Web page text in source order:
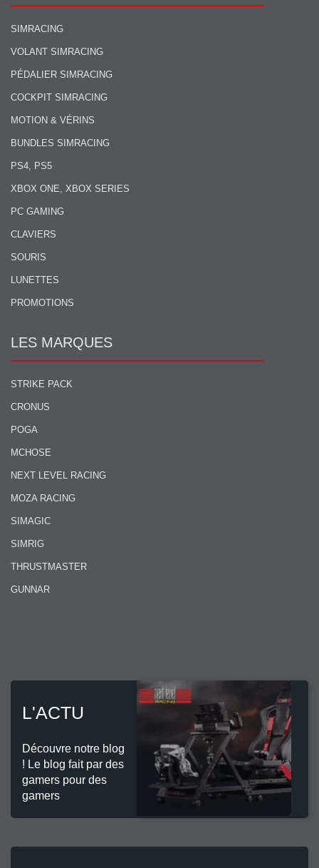
SIMRACING
VOLANT SIMRACING
PÉDALIER SIMRACING
COCKPIT SIMRACING
MOTION & VÉRINS
BUNDLES SIMRACING
PS4, PS5
XBOX ONE, XBOX SERIES
PC GAMING
CLAVIERS
SOURIS
LUNETTES
PROMOTIONS
LES MARQUES
STRIKE PACK
CRONUS
POGA
MCHOSE
NEXT LEVEL RACING
MOZA RACING
SIMAGIC
SIMRIG
THRUSTMASTER
GUNNAR
L'ACTU
Découvre notre blog
! Le blog fait par des
gamers pour des
gamers